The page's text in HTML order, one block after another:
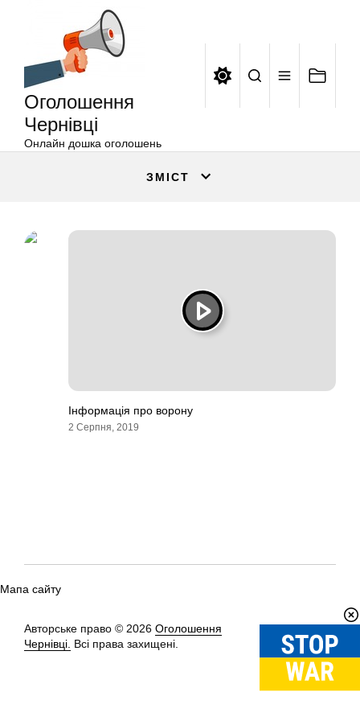
Оголошення
Чернівці
Онлайн дошка оголошень
ЗМІСТ
Інформація про ворону
2 Серпня, 2019
Мапа сайту
Авторське право © 2026 Оголошення
Чернівці. Всі права захищені.
Вгору↑